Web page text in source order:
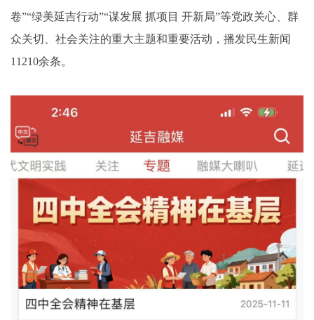
卷”“绿美延吉行动”“谋发展 抓项目 开新局”等党政关心、群
众关切、社会关注的重大主题和重要活动，播发民生新闻
11210余条。